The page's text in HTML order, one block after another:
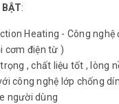
BẬT:
Heating - Công
cơm điện từ )
, chất liệu tốt , lòng
công nghệ lớp chống
người dùng